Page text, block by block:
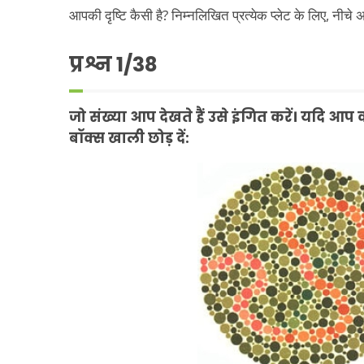
आपकी दृष्टि कैसी है? निम्नलिखित प्रत्येक प्लेट के लिए, नीचे
प्रश्न1/38
जो संख्या आप देखते हैं उसे इंगित करें। यदि आप
बॉक्स खाली छोड़ दें: